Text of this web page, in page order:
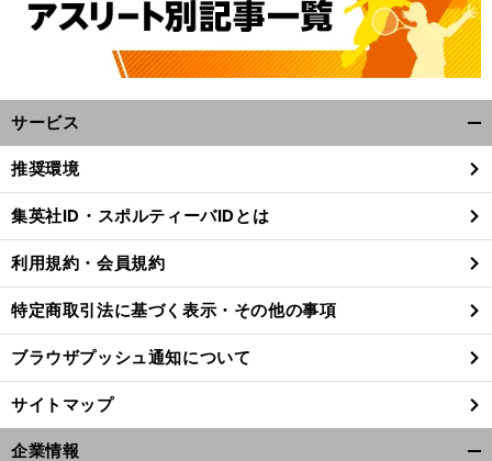
サービス
閉
る
推奨環境
集英社ID・スポルティーバIDとは
利用規約・会員規約
特定商取引法に基づく表示・その他の事項
ブラウザプッシュ通知について
サイトマップ
企業情報